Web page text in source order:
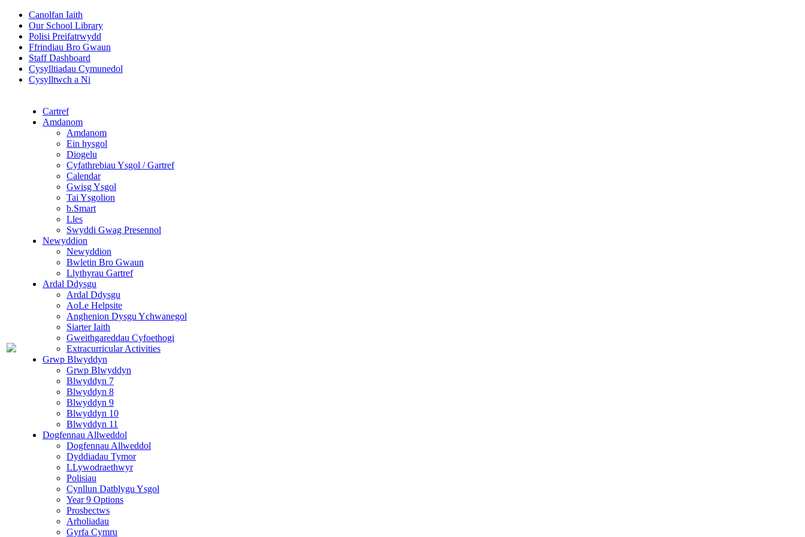
Canolfan Iaith
Our School Library
Polisi Preifatrwydd
Ffrindiau Bro Gwaun
Staff Dashboard
Cysylltiadau Cymunedol
Cysylltwch a Ni
Cartref
Amdanom
Amdanom
Ein hysgol
Diogelu
Cyfathrebiau Ysgol / Gartref
Calendar
Gwisg Ysgol
Tai Ysgolion
b.Smart
Lles
Swyddi Gwag Presennol
Newyddion
Newyddion
Bwletin Bro Gwaun
Llythyrau Gartref
Ardal Ddysgu
Ardal Ddysgu
AoLe Helpsite
Anghenion Dysgu Ychwanegol
Siarter Iaith
Gweithgareddau Cyfoethogi
Extracurricular Activities
Grwp Blwyddyn
Grwp Blwyddyn
Blwyddyn 7
Blwyddyn 8
Blwyddyn 9
Blwyddyn 10
Blwyddyn 11
Dogfennau Allweddol
Dogfennau Allweddol
Dyddiadau Tymor
LLywodraethwyr
Polisiau
Cynllun Datblygu Ysgol
Year 9 Options
Prosbectws
Arholiadau
Gyrfa Cymru